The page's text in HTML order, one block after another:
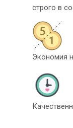
строго в
Экономия